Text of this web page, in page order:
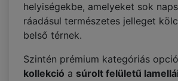
helyiségekbe, amelyeket sok
ráadásul természetes jelleget
belső térnek.
Szintén prémium kategóriás
kollekció a súrolt felületű